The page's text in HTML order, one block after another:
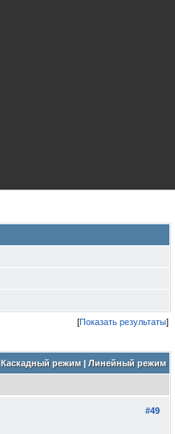
[Показать результаты]
Каскадный режим| Линейный режим
#49